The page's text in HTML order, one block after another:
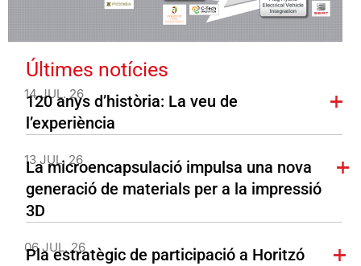
Últimes notícies
14 JUL. 26
120 anys d’història: La veu de
l’experiència
13 JUL. 26
La microencapsulació impulsa una nova
generació de materials per a la impressió
3D
06 JUL. 26
Pla estratègic de participació a Horitzó